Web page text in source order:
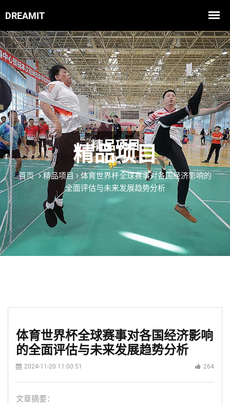
精品项目
首页 精品项目
体育世界杯全球赛事对各国经济影响的
全面评估与未来发展趋势分析
体育世界杯全球赛事对各国经济影响
的全面评估与未来发展趋势分析
2024-11-20 11:00:51 264
文章摘要：